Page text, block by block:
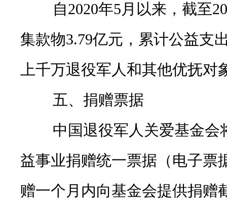
自2020年5月以来，截至
集款物3.79亿元，累计公益支
上千万退役军人和其他优抚对
五、捐赠票据
中国退役军人关爱基金会
益事业捐赠统一票据（电子票
赠一个月内向基金会提供捐赠